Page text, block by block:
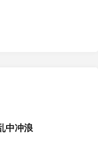
中冲浪